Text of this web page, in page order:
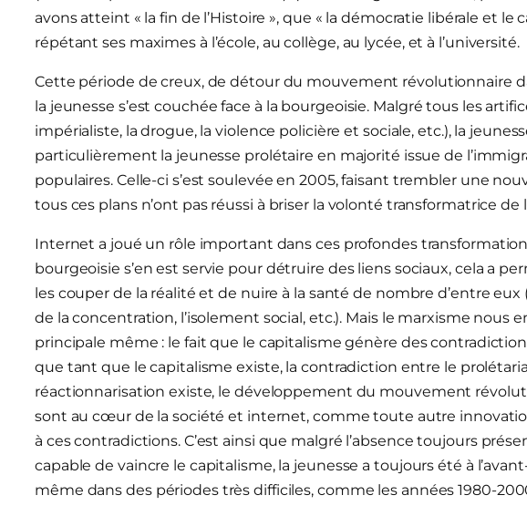
avons atteint « la fin de l’Histoire », que « la démocratie libérale et
répétant ses maximes à l’école, au collège, au lycée, et à l’université.
Cette période de creux, de détour du mouvement révolutionnaire
la jeunesse s’est couchée face à la bourgeoisie. Malgré tous les
impérialiste, la drogue, la violence policière et sociale, etc.), la
particulièrement la jeunesse prolétaire en majorité issue de
populaires. Celle-ci s’est soulevée en 2005, faisant trembler une
tous ces plans n’ont pas réussi à briser la volonté transformatrice de
Internet a joué un rôle important dans ces profondes
bourgeoisie s’en est servie pour détruire des liens sociaux, cela a
les couper de la réalité et de nuire à la santé de nombre d’entre
de la concentration, l’isolement social, etc.). Mais le marxisme nous
principale même : le fait que le capitalisme génère des
que tant que le capitalisme existe, la contradiction entre le
réactionnarisation existe, le développement du mouvement
sont au cœur de la société et internet, comme toute autre
à ces contradictions. C’est ainsi que malgré l’absence toujours
capable de vaincre le capitalisme, la jeunesse a toujours été à
même dans des périodes très difficiles, comme les années 1980-